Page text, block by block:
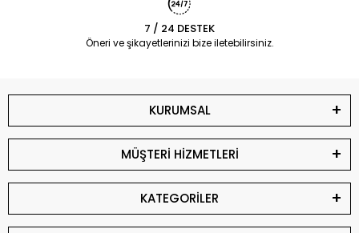
7 / 24 DESTEK
Öneri ve şikayetlerinizi bize iletebilirsiniz.
KURUMSAL
MÜŞTERİ HİZMETLERİ
KATEGORİLER